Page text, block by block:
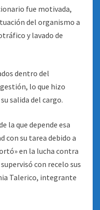
fue motivada,
del organismo a
y lavado de
dentro del
lo que hizo
salida del cargo.
la que depende esa
con su tarea debido a
en la lucha contra
con recelo sus
Talerico, integrante